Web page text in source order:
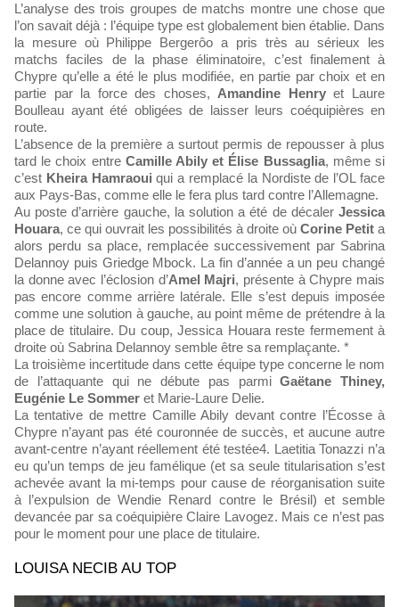
L’analyse des trois groupes de matchs montre une chose que
l’on savait déjà : l’équipe type est globalement bien établie. Dans
la mesure où Philippe Bergerôo a pris très au sérieux les
matchs faciles de la phase éliminatoire, c’est finalement à
Chypre qu’elle a été le plus modifiée, en partie par choix et en
partie par la force des choses, Amandine Henryet Laure
Boulleau ayant été obligées de laisser leurs coéquipières en
route.
L’absence de la première a surtout permis de repousser à plus
tard le choix entre Camille Abily et Élise Bussaglia, même si
c’est Kheira Hamraouiqui a remplacé la Nordiste de l’OL face
aux Pays-Bas, comme elle le fera plus tard contre l’Allemagne.
Au poste d’arrière gauche, la solution a été de décalerJessica
Houara, ce qui ouvrait les possibilités à droite où Corine Petit a
alors perdu sa place, remplacée successivement par Sabrina
Delannoy puis Griedge Mbock. La fin d’année a un peu changé
la donne avec l’éclosion d’Amel Majri, présente à Chypre mais
pas encore comme arrière latérale. Elle s’est depuis imposée
comme une solution à gauche, au point même de prétendre à la
place de titulaire. Du coup, Jessica Houara reste fermement à
droite où Sabrina Delannoy semble être sa remplaçante. *
La troisième incertitude dans cette équipe type concerne le nom
de l’attaquante qui ne débute pas parmiGaëtane Thiney,
Eugénie Le Sommer et Marie-Laure Delie.
La tentative de mettre Camille Abily devant contre l’Écosse à
Chypre n’ayant pas été couronnée de succès, et aucune autre
avant-centre n’ayant réellement été testée4. Laetitia Tonazzi n’a
eu qu’un temps de jeu famélique (et sa seule titularisation s’est
achevée avant la mi-temps pour cause de réorganisation suite
à l’expulsion de Wendie Renard contre le Brésil) et semble
devancée par sa coéquipière Claire Lavogez. Mais ce n’est pas
pour le moment pour une place de titulaire.
LOUISA NECIB AU TOP